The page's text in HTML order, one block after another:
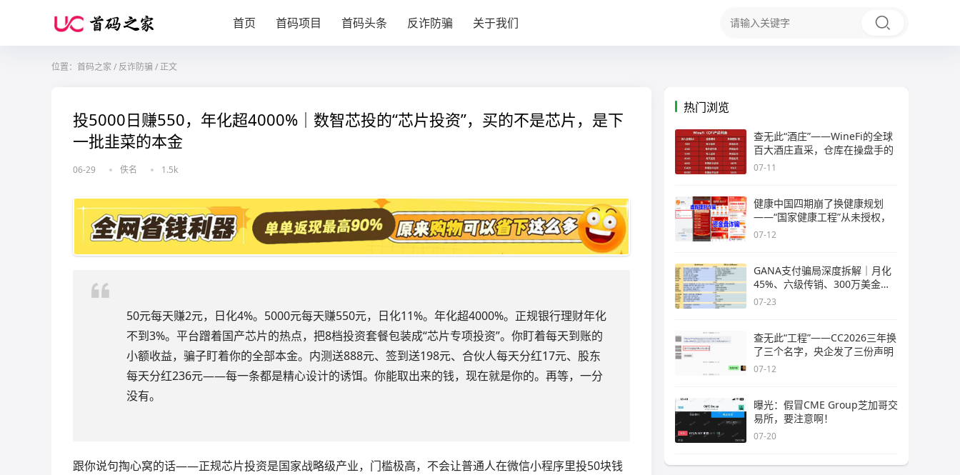
首页 首码项目 首码头条 反诈防骗 关于我们
位置： 首码之家 / 反诈防骗 /正文
投5000日赚550，年化超4000%｜数智芯投的“芯片投资”，买的不是芯片，是下
一批韭菜的本金
06-29 佚名 1.5k
50元每天赚2元，日化4%。5000元每天赚550元，日化11%。年化超4000%。正规银行理财年化
不到3%。平台蹭着国产芯片的热点，把8档投资套餐包装成“芯片专项投资”。你盯着每天到账的
小额收益，骗子盯着你的全部本金。内测送888元、签到送198元、合伙人每天分红17元、股东
每天分红236元——每一条都是精心设计的诱饵。你能取出来的钱，现在就是你的。再等，一分
没有。
跟你说句掏心窝的话——正规芯片投资是国家战略级产业，门槛极高，不会让普通人在微信小程序里投50块钱
热门浏览
查无此“酒庄”——WineFi的全球
百大酒庄直采，仓库在操盘手的
07-11
健康中国四期崩了换健康规划
——“国家健康工程”从未授权，
07-12
GANA支付骗局深度拆解｜月化
45%、六级传销、300万美金窟
窿，拉菲
07-23
查无此“工程”——CC2026三年换
了三个名字，央企发了三份声明
07-12
曝光：假冒CME Group芝加哥交
易所，要注意啊！
07-20